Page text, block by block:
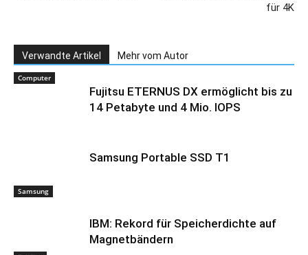
für 4K
Verwandte Artikel Mehr vom Autor
Computer
Fujitsu ETERNUS DX ermöglicht bis zu
14 Petabyte und 4 Mio. IOPS
Samsung
Samsung Portable SSD T1
IBM: Rekord für Speicherdichte auf
Magnetbändern